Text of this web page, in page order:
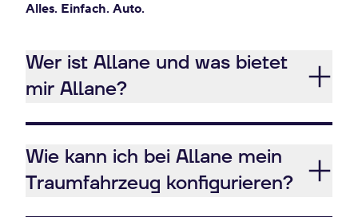
Alles. Einfach. Auto.
Wer ist Allane und was bietet
mir Allane?
Wie kann ich bei Allane mein
Traumfahrzeug konfigurieren?